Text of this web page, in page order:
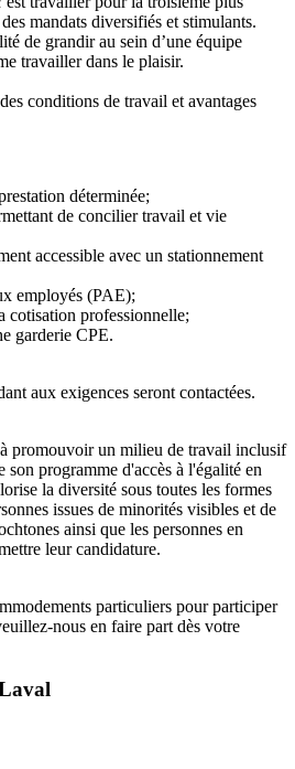
mandats diversifiés et stimulants.
de grandir au sein d’une équipe
travailler dans le plaisir.
conditions de travail et avantages
déterminée;
de concilier travail et vie
accessible avec un stationnement
employés (PAE);
cotisation professionnelle;
garderie CPE.
aux exigences seront contactées.
promouvoir un milieu de travail inclusif
son programme d'accès à l'égalité en
la diversité sous toutes les formes
issues de minorités visibles et de
ainsi que les personnes en
leur candidature.
particuliers pour participer
nous en faire part dès votre